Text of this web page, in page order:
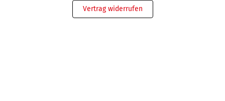
Vertrag widerrufen